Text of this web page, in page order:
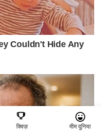
क्विज़ मीम दुनिया